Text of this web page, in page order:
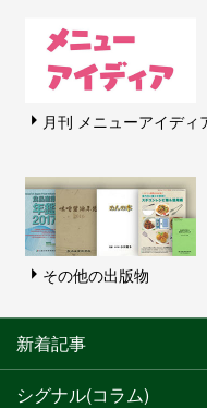
月刊 メニューアイディ
その他の出版物
新着記事
シグナル(コラム)